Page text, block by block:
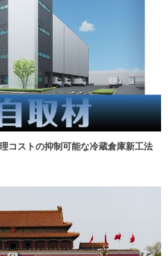
コストの抑制可能な冷蔵倉庫新工法